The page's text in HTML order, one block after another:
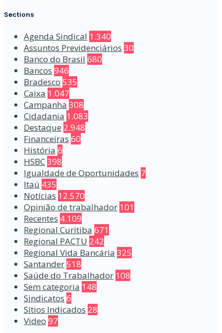
Sections
Agenda Sindical 1.340
Assuntos Previdenciários 30
Banco do Brasil 680
Bancos 946
Bradesco 535
Caixa 1.047
Campanha 308
Cidadania 1.083
Destaque 2.948
Financeiras 60
História 6
HSBC398
Igualdade de Oportunidades 7
Itaú 435
Notícias 12.570
Opinião de trabalhador 101
Recentes 4.109
Regional Curitiba 671
Regional PACTU 242
Regional Vida Bancária 325
Santander518
Saúde do Trabalhador 108
Sem categoria 148
Sindicatos 6
Sítios Indicados 28
Video 97